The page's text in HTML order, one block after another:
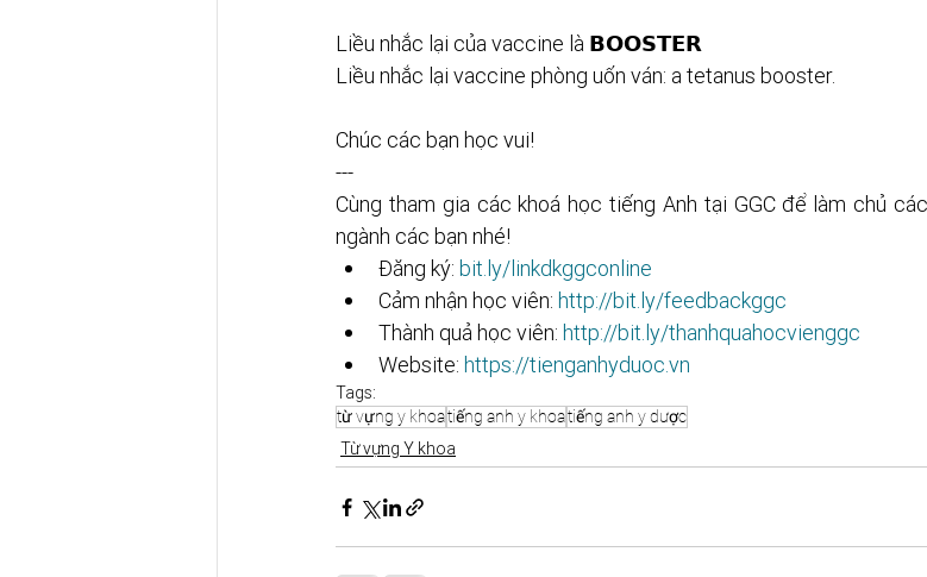
Liều nhắc lại của vaccine là 𝗕𝗢𝗢𝗦𝗧𝗘𝗥
Liều nhắc lại vaccine phòng uốn ván: a tetanus booster.
Chúc các bạn học vui!
---
Cùng tham gia các khoá học tiếng Anh tại GGC để làm chủ
ngành các bạn nhé!
Đăng ký: bit.ly/linkdkggconline
Cảm nhận học viên: http://bit.ly/feedbackggc
Thành quả học viên: http://bit.ly/thanhquahocvienggc
Website: https://tienganhyduoc.vn
Tags:
từ vựng y khoatiếng anh y khoatiếng anh y dược
Từ vựng Y khoa